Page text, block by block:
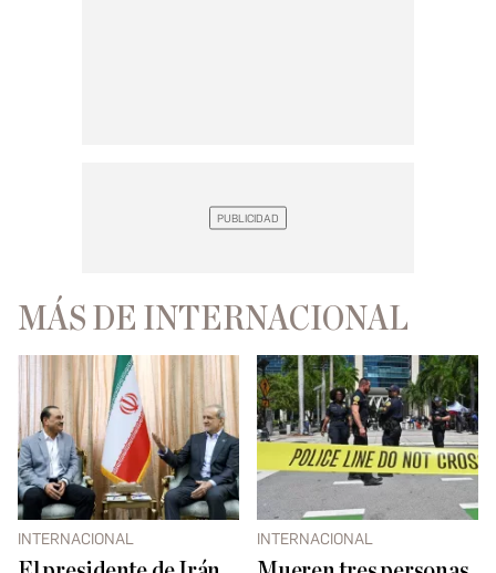
MÁS DE INTERNACIONAL
INTERNACIONAL INTERNACIONAL